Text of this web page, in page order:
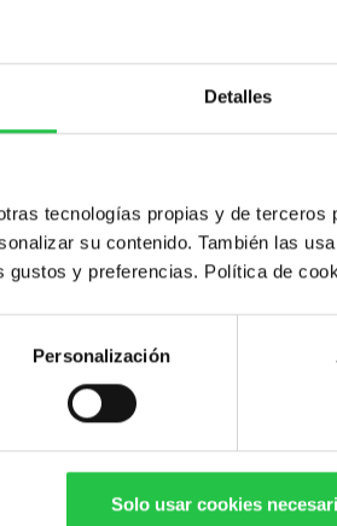
Detalles
tecnologías propias y de
su contenido. También las
gustos y preferencias. Política de
Personalización
Solo usar cookies
VARIAS SEDES